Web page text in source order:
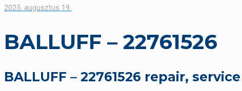
2025. augusztus 19.
BALLUFF – 22761526
BALLUFF – 22761526 repair,